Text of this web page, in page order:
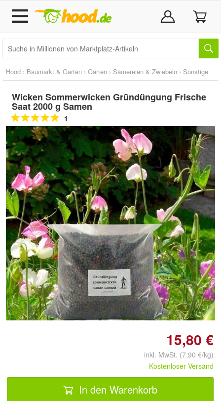
Hood › Baumarkt & Garten › Garten › Sämereien & Zwiebeln › Sonstige
Wicken Sommerwicken Gründüngung Frische
Saat 2000 g Samen
1
Doppelt antippen zum
vergrößern
15,80 €
inkl. MwSt. (7,90 €/kg)
Kostenloser Versand
In den Warenkorb